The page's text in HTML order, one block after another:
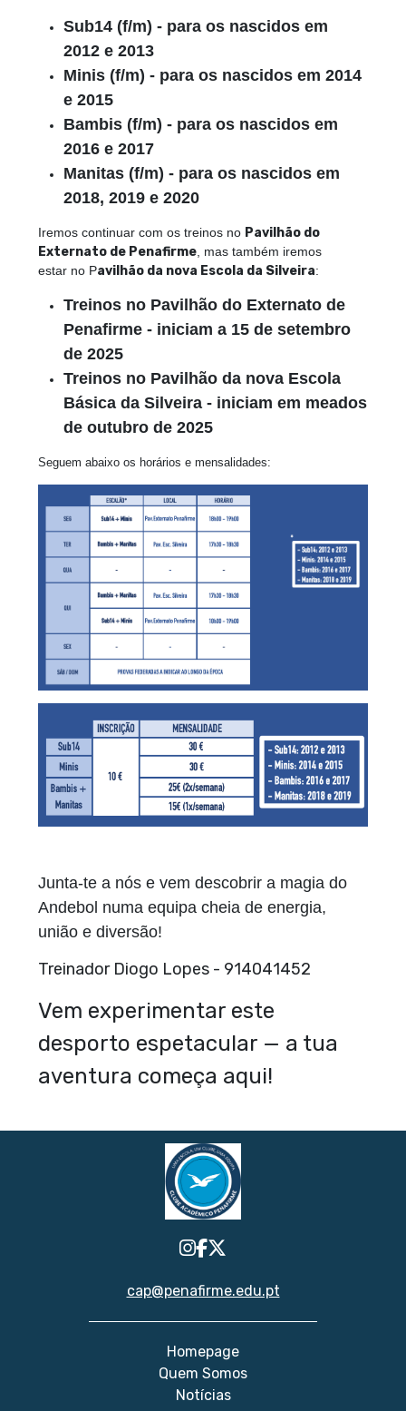
Sub14 (f/m) - para os nascidos em
2012 e 2013
Minis (f/m) - para os nascidos em 2014
e 2015
Bambis (f/m) - para os nascidos em
2016 e 2017
Manitas (f/m) - para os nascidos em
2018, 2019 e 2020
Iremos continuar com os treinos no Pavilhão do
Externato de Penafirme , mas também iremos
estar no Pavilhão da nova Escola da Silveira:
Treinos no Pavilhão do Externato de
Penafirme - iniciam a 15 de setembro
de 2025
Treinos no Pavilhão da nova Escola
Básica da Silveira - iniciam em meados
de outubro de 2025
Seguem abaixo os horários e mensalidades:
Junta-te a nós e vem descobrir a magia do
Andebol numa equipa cheia de energia,
união e diversão!
Treinador Diogo Lopes - 914041452
Vem experimentar este
desporto espetacular — a tua
aventura começa aqui!
cap@penafirme.edu.pt
Homepage
Quem Somos
Notícias